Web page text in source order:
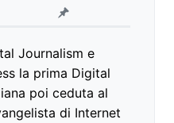
Journalism e
la prima Digital
poi ceduta al
di Internet